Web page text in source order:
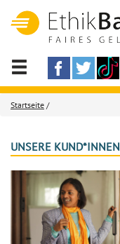
Startseite /
UNSERE KUND*INNEN